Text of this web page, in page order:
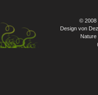
© 2008
Design von
Nature